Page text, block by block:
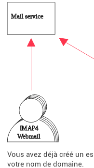
Vous avez déjà créé un
votre nom de domaine.